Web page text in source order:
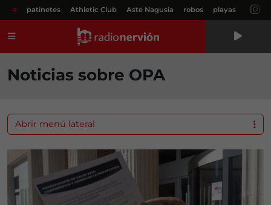
# patinetes Athletic Club Aste Nagusia robos playas
Noticias sobre OPA
Abrir menú lateral